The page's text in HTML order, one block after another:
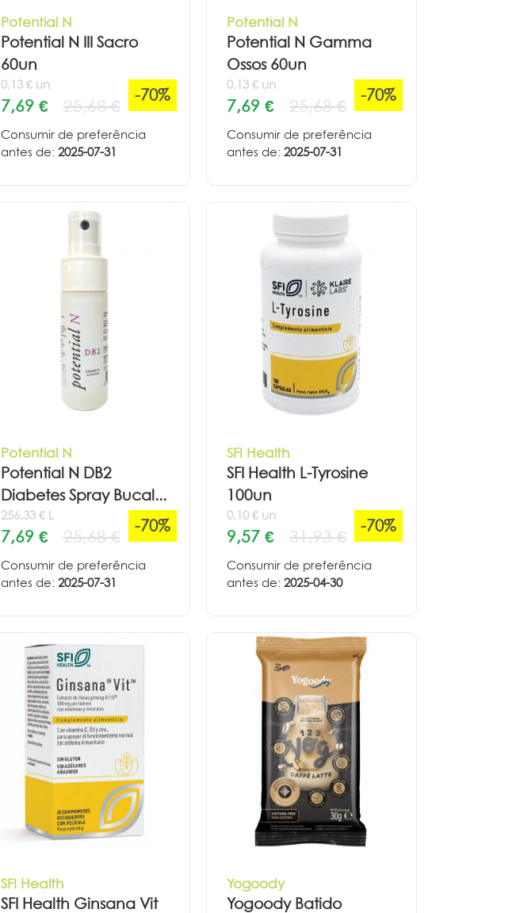
Potential N
Potential N III Sacro
60un
0,13 € un
7,69 € 25,68 €
-70%
Consumir de preferência
antes de: 2025-07-31
Potential N
Potential N Gamma
Ossos 60un
0,13 € un
7,69 € 25,68 €
-70%
Consumir de preferência
antes de: 2025-07-31
Potential N
Potential N DB2
Diabetes Spray Bucal...
256,33 € L
7,69 € 25,68 €
-70%
Consumir de preferência
antes de: 2025-07-31
SFI Health
SFI Health L-Tyrosine
100un
0,10 € un
9,57 € 31,93 €
-70%
Consumir de preferência
antes de: 2025-04-30
SFI Health
SFI Health Ginsana Vit
Yogoody
Yogoody Batido